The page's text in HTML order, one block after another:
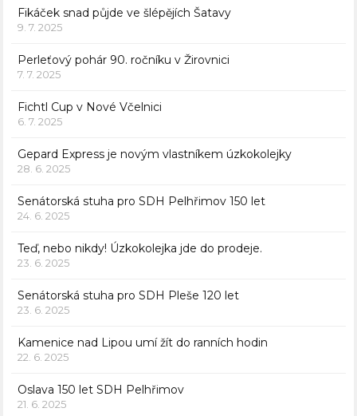
Fikáček snad půjde ve šlépějích Šatavy
9. 7. 2025
Perleťový pohár 90. ročníku v Žirovnici
7. 7. 2025
Fichtl Cup v Nové Včelnici
6. 7. 2025
Gepard Express je novým vlastníkem úzkokolejky
28. 6. 2025
Senátorská stuha pro SDH Pelhřimov 150 let
24. 6. 2025
Teď, nebo nikdy! Úzkokolejka jde do prodeje.
23. 6. 2025
Senátorská stuha pro SDH Pleše 120 let
23. 6. 2025
Kamenice nad Lipou umí žít do ranních hodin
22. 6. 2025
Oslava 150 let SDH Pelhřimov
21. 6. 2025